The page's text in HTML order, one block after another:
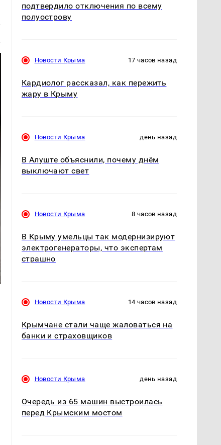
подтвердило отключения по всему
полуострову
Новости Крыма 17 часов назад
Кардиолог рассказал, как пережить
жару в Крыму
Новости Крыма день назад
В Алуште объяснили, почему днём
выключают свет
Новости Крыма 8 часов назад
В Крыму умельцы так модернизируют
электрогенераторы, что экспертам
страшно
Новости Крыма 14 часов назад
Крымчане стали чаще жаловаться на
банки и страховщиков
Новости Крыма день назад
Очередь из 65 машин выстроилась
перед Крымским мостом